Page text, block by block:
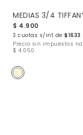
$ 4.900
3 cuotas s/int de $1633
Precio sin impuestos
$ 4.050